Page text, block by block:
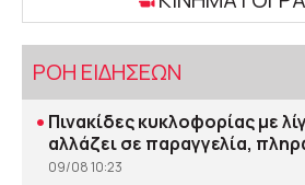
ΡΟΗ ΕΙΔΗΣΕΩΝ
• Πινακίδες κυκλοφορίας με
αλλάζει σε παραγγελία,
09/08 10:23